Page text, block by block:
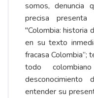
somos, denuncia
precisa
"Colombia: historia
en su texto
fracasa Colombia”;
todo
entender su